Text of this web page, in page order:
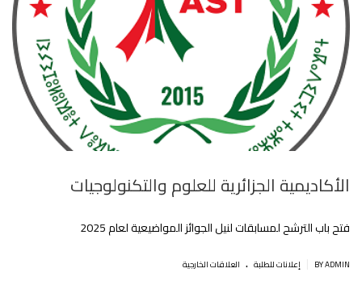
الأكاديمية الجزائرية للعلوم والتكنولوجيات
فتح باب الترشح لمسابقات لنيل الجوائز المواضيعية لعام 2025
BY ADMIN إعلانات للطلبة . العلاقات الخارجية